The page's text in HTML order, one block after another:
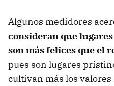
Algunos medidores
consideran que
son más felices que el
pues son lugares
cultivan más los valores